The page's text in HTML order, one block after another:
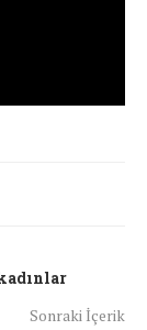
Sonraki İçerik